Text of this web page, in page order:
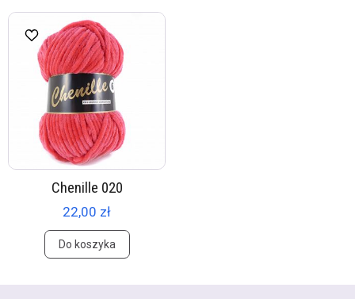
Chenille 020
22,00 zł
Do koszyka